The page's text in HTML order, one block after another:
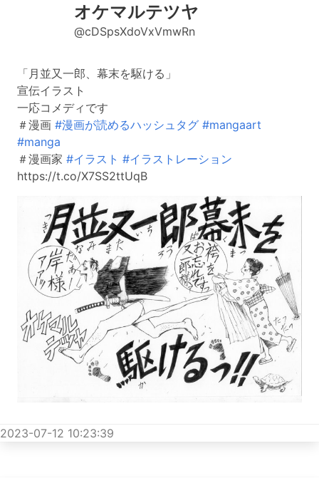
オケマルテツヤ
@cDSpsXdoVxVmwRn
「月並又一郎、幕末を駆ける」
宣伝イラスト
一応コメディです
＃漫画 #漫画が読めるハッシュタグ #mangaart
#manga
＃漫画家 #イラスト #イラストレーション
https://t.co/X7SS2ttUqB
2023-07-12 10:23:39